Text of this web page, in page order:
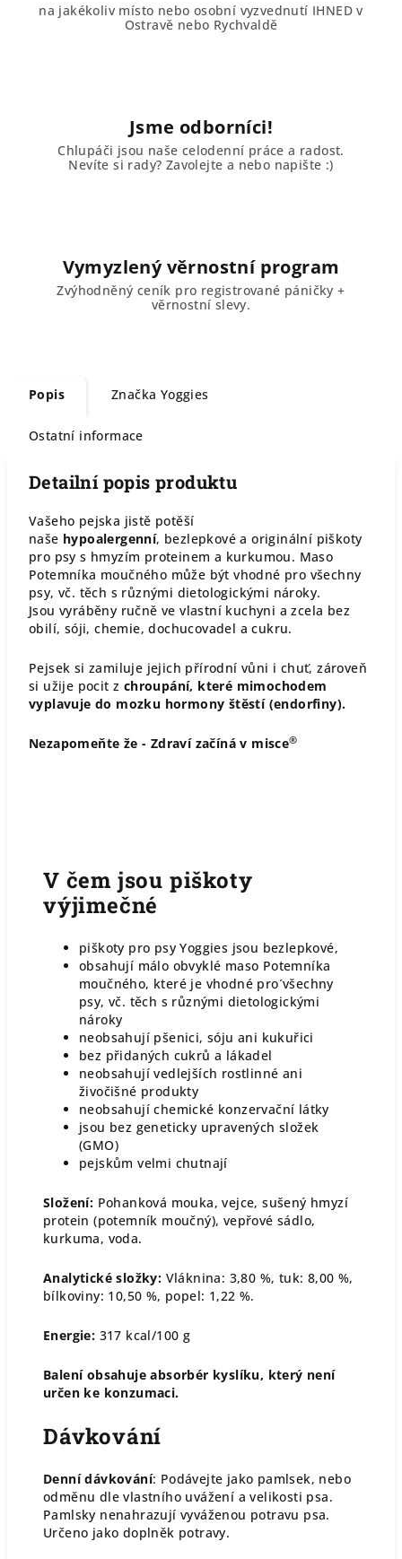
na jakékoliv místo nebo osobní vyzvednutí IHNED v
Ostravě nebo Rychvaldě
Jsme odborníci!
Chlupáči jsou naše celodenní práce a radost.
Nevíte si rady? Zavolejte a nebo napište :)
Vymyzlený věrnostní program
Zvýhodněný ceník pro registrované páničky +
věrnostní slevy.
Popis Značka Yoggies
Ostatní informace
Detailní popis produktu
Vašeho pejska jistě potěší
naše hypoalergenní, bezlepkové a originální piškoty
pro psy s hmyzím proteinem a kurkumou. Maso
Potemníka moučného může být vhodné pro všechny
psy, vč. těch s různými dietologickými nároky.
Jsou vyráběny ručně ve vlastní kuchyni a zcela bez
obilí, sóji, chemie, dochucovadel a cukru.
Pejsek si zamiluje jejich přírodní vůni i chuť, zároveň
si užije pocit z chroupání, které mimochodem
vyplavuje do mozku hormony štěstí (endorfiny).
Nezapomeňte že - Zdraví začíná v misce®
V čem jsou piškoty
výjimečné
piškoty pro psy Yoggies jsou bezlepkové,
obsahují málo obvyklé maso Potemníka
moučného, které je vhodné pro´všechny
psy, vč. těch s různými dietologickými
nároky
neobsahují pšenici, sóju ani kukuřici
bez přidaných cukrů a lákadel
neobsahují vedlejších rostlinné ani
živočišné produkty
neobsahují chemické konzervační látky
jsou bez geneticky upravených složek
(GMO)
pejskům velmi chutnají
Složení: Pohanková mouka, vejce, sušený hmyzí
protein (potemník moučný), vepřové sádlo,
kurkuma, voda.
Analytické složky: Vláknina: 3,80 %, tuk: 8,00 %,
bílkoviny: 10,50 %, popel: 1,22 %.
Energie: 317 kcal/100 g
Balení obsahuje absorbér kyslíku, který není
určen ke konzumaci.
Dávkování
Denní dávkování: Podávejte jako pamlsek, nebo
odměnu dle vlastního uvážení a velikosti psa.
Pamlsky nenahrazují vyváženou potravu psa.
Určeno jako doplněk potravy.